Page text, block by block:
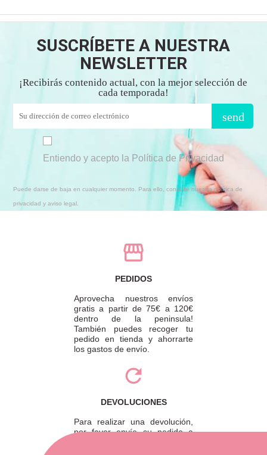
SUSCRÍBETE A NUESTRA
NEWSLETTER
¡Recibirás contenido actual, con la mejor selección de
cada temporada!
send
Entiendo y acepto la Política de Privacidad
Puede darse de baja en cualquier momento. Para ello, consulte nuestra política de
privacidad y aviso legal.
PEDIDOS
Aprovecha nuestros envíos
gratis a partir de 75€ a 120€
dentro de la peninsula!
También puedes recoger tu
pedido en tienda y ahorrarte
los gastos de envío.
DEVOLUCIONES
Para realizar una devolución,
por favor envíe su pedido a